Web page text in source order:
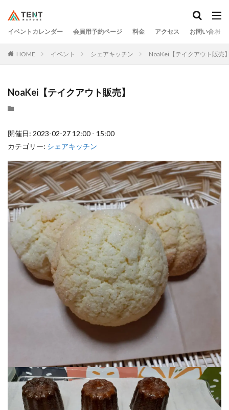
イベントカレンダー 会員用予約ページ 料金 アクセス お問い合わせ
HOME イベント シェアキッチン NoaKei【テイクアウト販売
NoaKei【テイクアウト販売】
開催日: 2023-02-27 12:00 - 15:00
カテゴリー: シェアキッチン